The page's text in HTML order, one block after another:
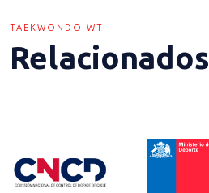
TAEKWONDO WT
Relacionados